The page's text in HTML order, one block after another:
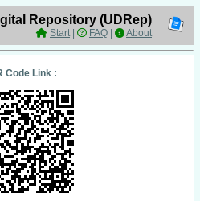
Repository (UDRep)
Start| FAQ About
Code Link :